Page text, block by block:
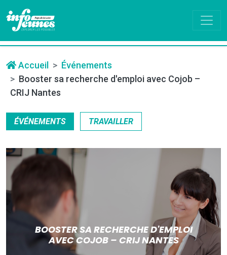
Accueil
Événements
Booster sa recherche d'emploi avec Cojob –
CRIJ Nantes
ÉVÉNEMENTS TRAVAILLER
BOOSTER SA RECHERCHE D'EMPLOI
AVEC COJOB – CRIJ NANTES